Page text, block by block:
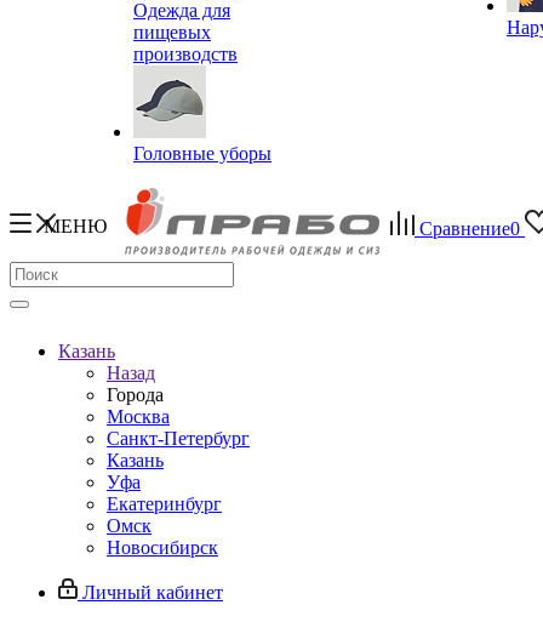
Одежда для
пищевых
производств
Головные уборы
МЕНЮ Сравнение0
Казань
Назад
Города
Москва
Санкт-Петербург
Казань
Уфа
Екатеринбург
Омск
Новосибирск
Личный кабинет